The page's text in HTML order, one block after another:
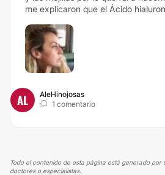
me explicaron que el Ácido
AL
AleHinojosas
1 comentario
Todo el contenido de esta página está generado
doctores o especialistas.